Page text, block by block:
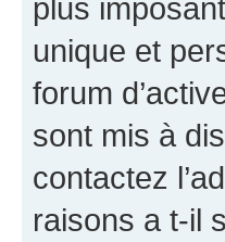
plus
unique et
forum
sont mis à
contactez
raisons a t-il